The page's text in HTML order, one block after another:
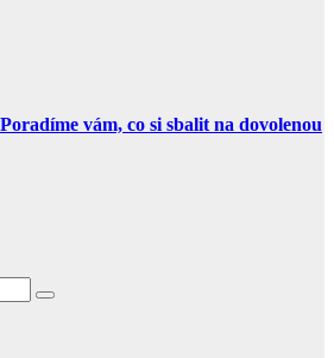
vám, co si sbalit na dovolenou